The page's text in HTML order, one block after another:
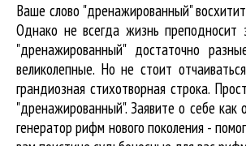
Ваше слово "дренажированный"
Однако не всегда жизнь
"дренажированный" достаточно
великолепные. Но не стоит
грандиозная стихотворная строка.
"дренажированный". Заявите о себе
генератор рифм нового поколения -